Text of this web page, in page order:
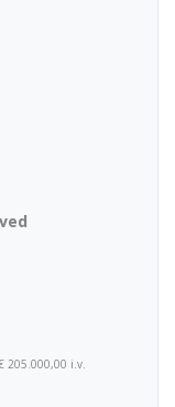
205.000,00 i.v.